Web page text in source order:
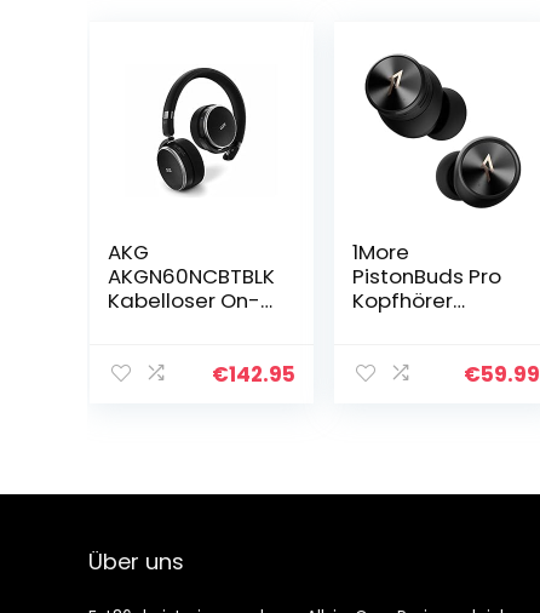
AKG
AKGN60NCBTBLK
Kabelloser On-
Noise-
€142.95
1More
PistonBuds Pro
Kopfhörer
Cancelling
€59.99
Über uns